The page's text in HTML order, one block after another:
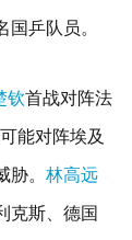
乒队员。
钦首战对阵法
能对阵埃及
。 林高远
克斯、德国